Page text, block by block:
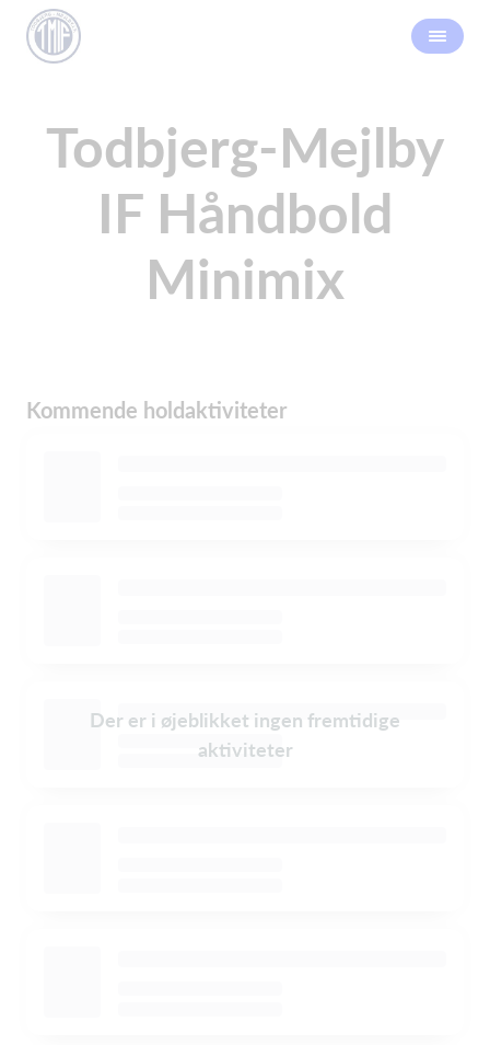
Todbjerg-Mejlby
IF Håndbold
Minimix
Kommende holdaktiviteter
Der er i øjeblikket ingen fremtidige
aktiviteter